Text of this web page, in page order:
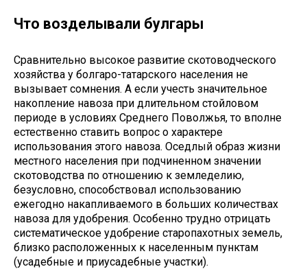
Что возделывали булгары
Сравнительно высокое развитие скотоводческого
хозяйства у болгаро-татарского населения не
вызывает сомнения. А если учесть значительное
накопление навоза при длительном стойловом
периоде в условиях Среднего Поволжья, то вполне
естественно ставить вопрос о характере
использования этого навоза. Оседлый образ жизни
местного населения при подчиненном значении
скотоводства по отношению к земледелию,
безусловно, способствовал использованию
ежегодно накапливаемого в больших количествах
навоза для удобрения. Особенно трудно отрицать
систематическое удобрение старопахотных земель,
близко расположенных к населенным пунктам
(усадебные и приусадебные участки).